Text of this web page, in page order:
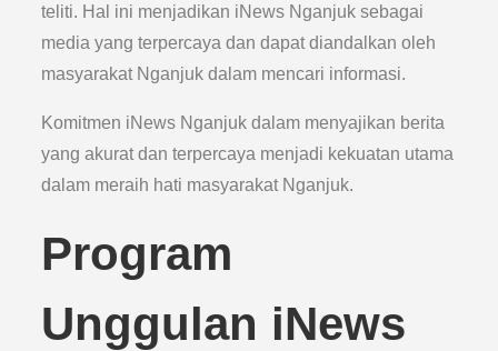
teliti. Hal ini menjadikan iNews Nganjuk sebagai
media yang terpercaya dan dapat diandalkan oleh
masyarakat Nganjuk dalam mencari informasi.
Komitmen iNews Nganjuk dalam menyajikan berita
yang akurat dan terpercaya menjadi kekuatan utama
dalam meraih hati masyarakat Nganjuk.
Program
Unggulan iNews